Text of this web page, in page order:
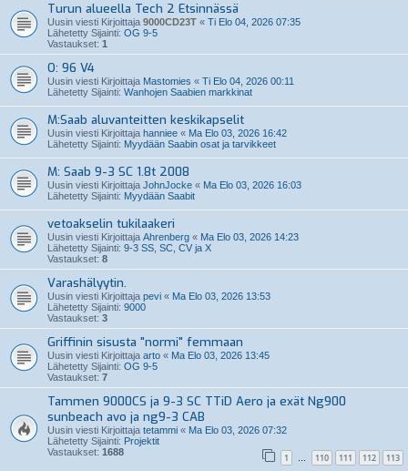
Turun alueella Tech 2 Etsinnässä
Uusin viesti Kirjoittaja 9000CD23T « Ti Elo 04, 2026 07:35
Lähetetty Sijainti: OG 9-5
Vastaukset: 1
O: 96 V4
Uusin viesti Kirjoittaja Mastomies « Ti Elo 04, 2026 00:11
Lähetetty Sijainti: Wanhojen Saabien markkinat
M:Saab aluvanteitten keskikapselit
Uusin viesti Kirjoittaja hanniee « Ma Elo 03, 2026 16:42
Lähetetty Sijainti: Myydään Saabin osat ja tarvikkeet
M: Saab 9-3 SC 1.8t 2008
Uusin viesti Kirjoittaja JohnJocke « Ma Elo 03, 2026 16:03
Lähetetty Sijainti: Myydään Saabit
vetoakselin tukilaakeri
Uusin viesti Kirjoittaja Ahrenberg « Ma Elo 03, 2026 14:23
Lähetetty Sijainti: 9-3 SS, SC, CV ja X
Vastaukset: 8
Varashälyytin.
Uusin viesti Kirjoittaja pevi « Ma Elo 03, 2026 13:53
Lähetetty Sijainti: 9000
Vastaukset: 3
Griffinin sisusta "normi" femmaan
Uusin viesti Kirjoittaja arto « Ma Elo 03, 2026 13:45
Lähetetty Sijainti: OG 9-5
Vastaukset: 7
Tammen 9000CS ja 9-3 SC TTiD Aero ja exät Ng900
sunbeach avo ja ng9-3 CAB
Uusin viesti Kirjoittaja tetammi « Ma Elo 03, 2026 07:32
Lähetetty Sijainti: Projektit
Vastaukset: 1688 1 … 110 111 112 113